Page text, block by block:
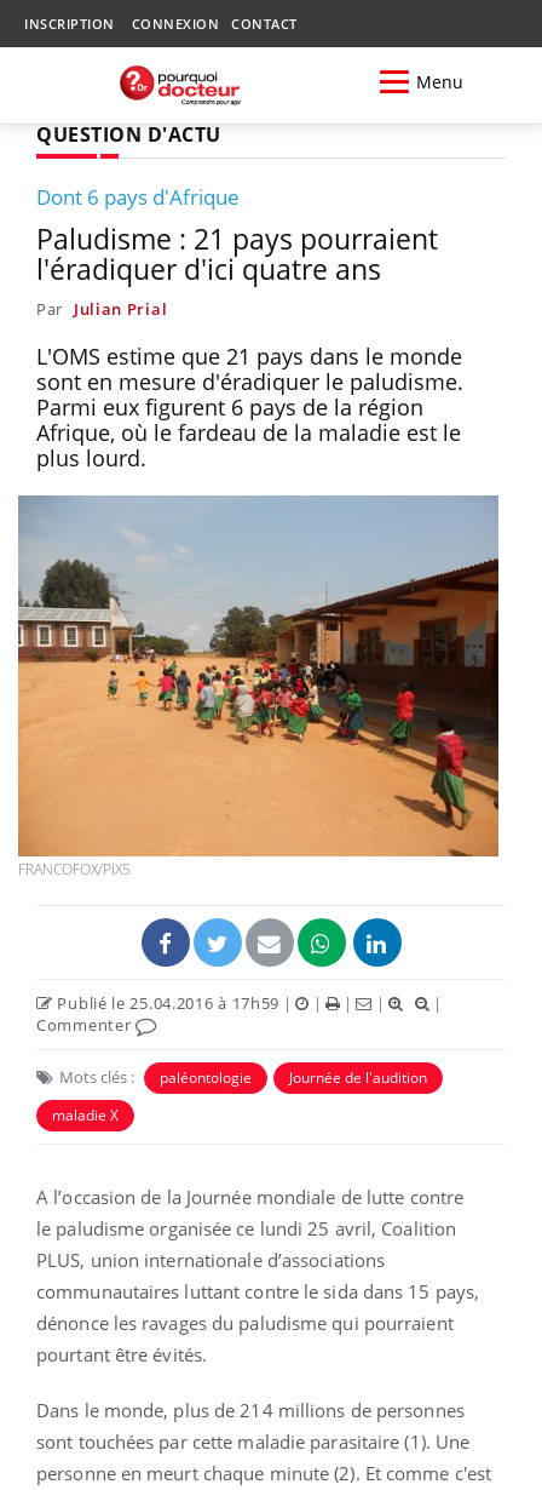
INSCRIPTION CONNEXION CONTACT
Menu
QUESTION D'ACTU
Dont 6 pays d'Afrique
Paludisme : 21 pays pourraient
l'éradiquer d'ici quatre ans
Par Julian Prial
L'OMS estime que 21 pays dans le monde
sont en mesure d'éradiquer le paludisme.
Parmi eux figurent 6 pays de la région
Afrique, où le fardeau de la maladie est le
plus lourd.
FRANCOFOX/PIX5
Publié le 25.04.2016 à 17h59 | | | |
|
Commenter
Mots clés : paléontologie
Journée de l'audition
maladie X
A l’occasion de la Journée mondiale de lutte contre
le paludisme organisée ce lundi 25 avril, Coalition
PLUS, union internationale d’associations
communautaires luttant contre le sida dans 15 pays,
dénonce les ravages du paludisme qui pourraient
pourtant être évités.
Dans le monde, plus de 214 millions de personnes
sont touchées par cette maladie parasitaire (1). Une
personne en meurt chaque minute (2). Et comme c'est